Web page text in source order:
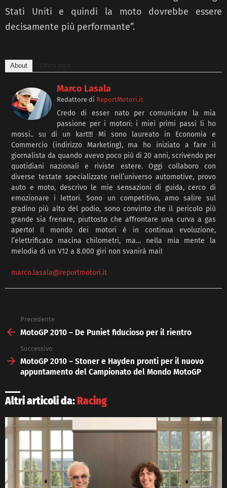
Stati Uniti e quindi la moto dovrebbe essere
decisamente più performante”.
About Ultimi post
Marco Lasala
Redattore di ReportMotori.it
Credo di esser nato per comunicare la mia
passione per i motori: i miei primi passi li ho
mossi.. su di un kart!!! Mi sono laureato in Economia e
Commercio (indirizzo Marketing), ma ho iniziato a fare il
giornalista da quando avevo poco più di 20 anni, scrivendo per
quotidiani nazionali e riviste estere. Oggi collaboro con
diverse testate specializzate nell’universo automotive, provo
auto e moto, descrivo le mie sensazioni di guida, cerco di
emozionare i lettori. Sono un competitivo, amo salire sul
gradino più alto del podio, sono convinto che il pericolo più
grande sia frenare, piuttosto che affrontare una curva a gas
aperto! Il mondo dei motori è in continua evoluzione,
l’elettrificato macina chilometri, ma… nella mia mente la
melodia di un V12 a 8.000 giri non svanirà mai!
marco.lasala@reportmotori.it
more
Precedente
MotoGP 2010 – De Puniet fiducioso per il rientro
Successivo
MotoGP 2010 – Stoner e Hayden pronti per il nuovo
appuntamento del Campionato del Mondo MotoGP
Altri articoli da:Racing